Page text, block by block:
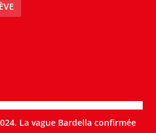
La vague Bardella confirmée